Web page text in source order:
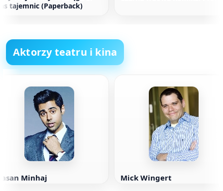
tajemnic (Paperback)
Aktorzy teatru i kina
Minhaj Mick Wingert